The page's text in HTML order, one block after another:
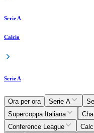
Serie A
Calcio
Serie A
Ora per ora Serie A
Supercoppa Italiana
Conference League